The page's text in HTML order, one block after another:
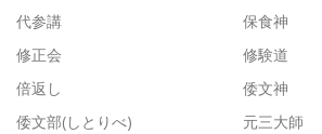
代参講
保食神
修正会
修験道
倍返し
倭文神
倭文部(しとりべ)
元三大師